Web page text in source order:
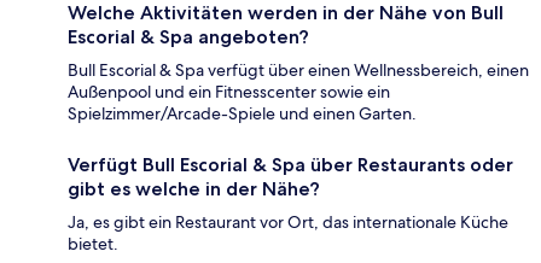
Welche Aktivitäten werden in der Nähe von Bull
Escorial & Spa angeboten?
Bull Escorial & Spa verfügt über einen Wellnessbereich, einen
Außenpool und ein Fitnesscenter sowie ein
Spielzimmer/Arcade-Spiele und einen Garten.
Verfügt Bull Escorial & Spa über Restaurants oder
gibt es welche in der Nähe?
Ja, es gibt ein Restaurant vor Ort, das internationale Küche
bietet.